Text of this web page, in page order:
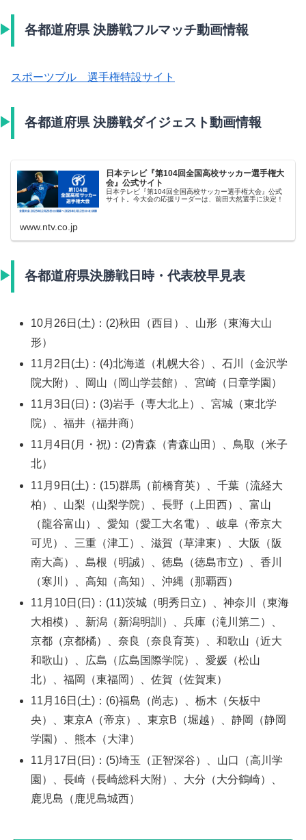
各都道府県 決勝戦フルマッチ動画情報
スポーツブル 選手権特設サイト
各都道府県 決勝戦ダイジェスト動画情報
日本テレビ『第104回全国高校サッカー選手権大
会』公式サイト
日本テレビ『第104回全国高校サッカー選手権大会』公式
サイト。今大会の応援リーダーは、前田大然選手に決定！
www.ntv.co.jp
各都道府県決勝戦日時・代表校早見表
10月26日(土)：(2)秋田（西目）、山形（東海大山
形）
11月2日(土)：(4)北海道（札幌大谷）、石川（金沢学
院大附）、岡山（岡山学芸館）、宮崎（日章学園）
11月3日(日)：(3)岩手（専大北上）、宮城（東北学
院）、福井（福井商）
11月4日(月・祝)：(2)青森（青森山田）、鳥取（米子
北）
11月9日(土)：(15)群馬（前橋育英）、千葉（流経大
柏）、山梨（山梨学院）、長野（上田西）、富山
（龍谷富山）、愛知（愛工大名電）、岐阜（帝京大
可児）、三重（津工）、滋賀（草津東）、大阪（阪
南大高）、島根（明誠）、徳島（徳島市立）、香川
（寒川）、高知（高知）、沖縄（那覇西）
11月10日(日)：(11)茨城（明秀日立）、神奈川（東海
大相模）、新潟（新潟明訓）、兵庫（滝川第二）、
京都（京都橘）、奈良（奈良育英）、和歌山（近大
和歌山）、広島（広島国際学院）、愛媛（松山
北）、福岡（東福岡）、佐賀（佐賀東）
11月16日(土)：(6)福島（尚志）、栃木（矢板中
央）、東京A（帝京）、東京B（堀越）、静岡（静岡
学園）、熊本（大津）
11月17日(日)：(5)埼玉（正智深谷）、山口（高川学
園）、長崎（長崎総科大附）、大分（大分鶴崎）、
鹿児島（鹿児島城西）